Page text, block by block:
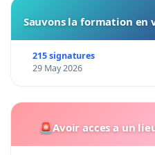
Sauvons la formation en
215 signatures
29 May 2026
🚨Avoir acces a un